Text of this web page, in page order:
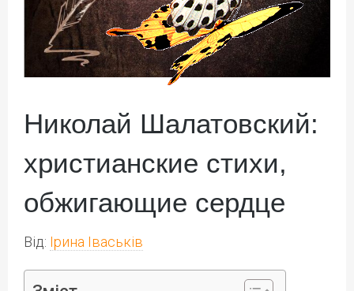
Николай Шалатовский:
христианские стихи,
обжигающие сердце
Від: Ірина Іваськів